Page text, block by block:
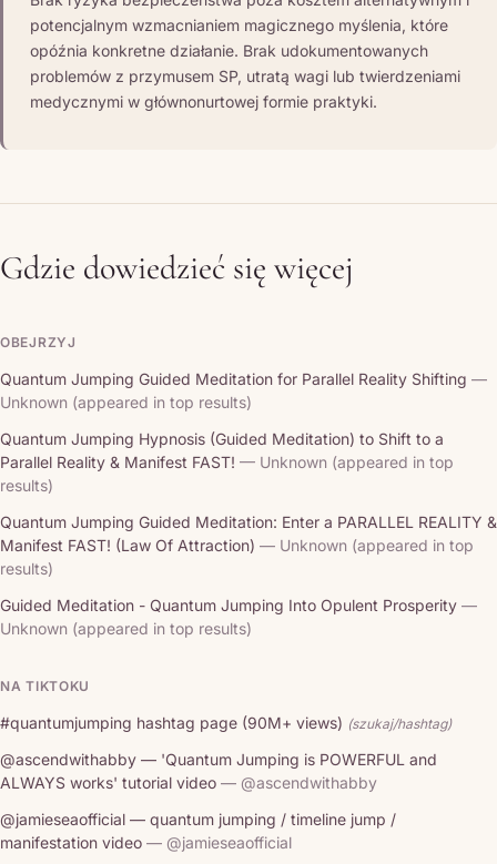
potencjalnym wzmacnianiem magicznego myślenia, które
opóźnia konkretne działanie. Brak udokumentowanych
problemów z przymusem SP, utratą wagi lub twierdzeniami
medycznymi w głównonurtowej formie praktyki.
Gdzie dowiedzieć się więcej
OBEJRZYJ
Quantum Jumping Guided Meditation for Parallel Reality Shifting —
Unknown (appeared in top results)
Quantum Jumping Hypnosis (Guided Meditation) to Shift to a
Parallel Reality & Manifest FAST! — Unknown (appeared in top
results)
Quantum Jumping Guided Meditation: Enter a PARALLEL REALITY &
Manifest FAST! (Law Of Attraction) — Unknown (appeared in top
results)
Guided Meditation - Quantum Jumping Into Opulent Prosperity —
Unknown (appeared in top results)
NA TIKTOKU
#quantumjumping hashtag page (90M+ views) (szukaj/hashtag)
@ascendwithabby — 'Quantum Jumping is POWERFUL and
ALWAYS works' tutorial video — @ascendwithabby
@jamieseaofficial — quantum jumping / timeline jump /
manifestation video — @jamieseaofficial